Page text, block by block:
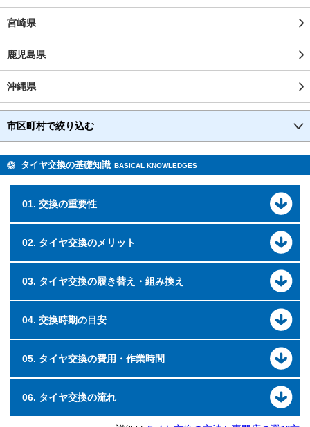
宮崎県
鹿児島県
沖縄県
市区町村で絞り込む
タイヤ交換の基礎知識 BASICAL KNOWLEDGES
01. 交換の重要性
02. タイヤ交換のメリット
03. タイヤ交換の履き替え・組み換え
04. 交換時期の目安
05. タイヤ交換の費用・作業時間
06. タイヤ交換の流れ